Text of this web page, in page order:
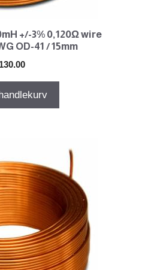
+/-3% 0,120Ω wire
OD-41 / 15mm
130.00